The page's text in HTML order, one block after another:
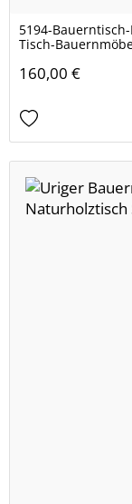
5194-
Tisch-
160,00 €